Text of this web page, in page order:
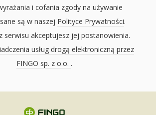
i cofania zgody na używanie
są w naszej Polityce Prywatności.
serwisu akceptujesz jej postanowienia.
usług drogą elektroniczną przez
FINGO sp. z o.o. .